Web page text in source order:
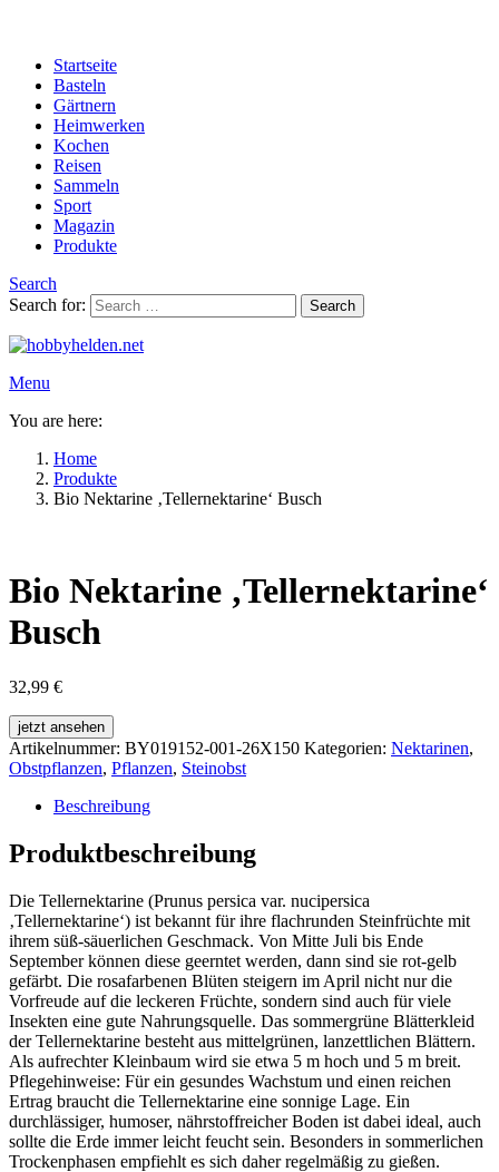
Startseite
Basteln
Gärtnern
Heimwerken
Kochen
Reisen
Sammeln
Sport
Magazin
Produkte
Search
Search for:
Search
Menu
You are here:
Home
Produkte
Bio Nektarine ‚Tellernektarine‘ Busch
Bio Nektarine ‚Tellernektarine‘
Busch
32,99 €
jetzt ansehen
Artikelnummer: BY019152-001-26X150 Kategorien: Nektarinen,
Obstpflanzen, Pflanzen, Steinobst
Beschreibung
Produktbeschreibung
Die Tellernektarine (Prunus persica var. nucipersica
‚Tellernektarine‘) ist bekannt für ihre flachrunden Steinfrüchte mit
ihrem süß-säuerlichen Geschmack. Von Mitte Juli bis Ende
September können diese geerntet werden, dann sind sie rot-gelb
gefärbt. Die rosafarbenen Blüten steigern im April nicht nur die
Vorfreude auf die leckeren Früchte, sondern sind auch für viele
Insekten eine gute Nahrungsquelle. Das sommergrüne Blätterkleid
der Tellernektarine besteht aus mittelgrünen, lanzettlichen Blättern.
Als aufrechter Kleinbaum wird sie etwa 5 m hoch und 5 m breit.
Pflegehinweise: Für ein gesundes Wachstum und einen reichen
Ertrag braucht die Tellernektarine eine sonnige Lage. Ein
durchlässiger, humoser, nährstoffreicher Boden ist dabei ideal, auch
sollte die Erde immer leicht feucht sein. Besonders in sommerlichen
Trockenphasen empfiehlt es sich daher regelmäßig zu gießen.